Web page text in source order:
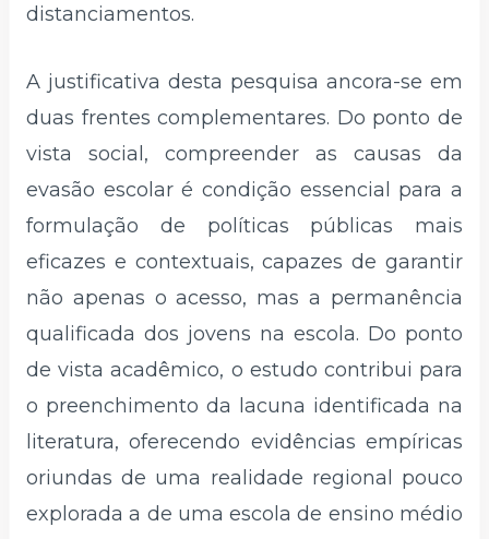
distanciamentos.
A justificativa desta pesquisa ancora-se em
duas frentes complementares. Do ponto de
vista social, compreender as causas da
evasão escolar é condição essencial para a
formulação de políticas públicas mais
eficazes e contextuais, capazes de garantir
não apenas o acesso, mas a permanência
qualificada dos jovens na escola. Do ponto
de vista acadêmico, o estudo contribui para
o preenchimento da lacuna identificada na
literatura, oferecendo evidências empíricas
oriundas de uma realidade regional pouco
explorada a de uma escola de ensino médio